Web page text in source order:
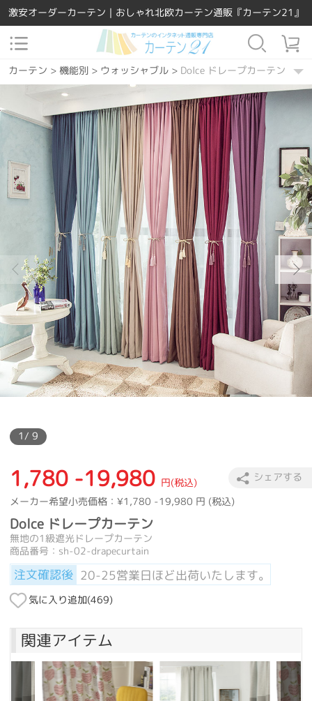
激安オーダーカーテン｜おしゃれ北欧カーテン通販『カーテン21』
カーテン > 機能別> ウォッシャブル> Dolce ドレープカーテン
カーテン>素材>ポリエステル>Dolce ドレープカーテン
場所で選ぶ>寝室>Dolce ドレープカーテン
カーテン> カラー>ベージュ> Dolce ドレープカーテン
Easy Order > Dolce ドレープカーテン
カーテン
場所で選ぶ > リビング>Dolce ドレープカーテン
カーテン
> 場所で選ぶ >男性部屋>Dolce ドレープカーテン
カーテン
> デザインテイスト> シンプル> Dolce ドレープカーテン
> 柄 >無地>Dolce ドレープカーテン
>カラー> ブルー>Dolce ドレープカーテン
カーテン
>カラー> ブラウン >Dolce ドレープカーテン
カーテン> デザインテイスト>エレガント>Dolce ドレープカーテ
カーテン > カラー > レッド>Dolce ドレープカーテン
カーテン>カラー > グリーン>
Dolce ドレープカーテン
カーテン>カラー>パープル >
Dolce ドレープカーテン
カーテン>機能別>1級遮光> Dolce ドレープカーテン
カーテン>機能別>普通遮光>Dolce ドレープカーテン
カーテン>デザインテイスト>北欧風>Dolce ドレープカーテン
カーテン>カラー>ピンク>Dolce ドレープカーテン
カーテン
1/ 9
1,780 -19,980 円(税込)
メーカー希望小売価格：¥1,780 -19,980 円 (税込)
Dolce ドレープカーテン
無地の1級遮光ドレープカーテン
商品番号：sh-02-drapecurtain
注文確認後 20-25営業日ほど出荷いたします。
気に入り追加(469)
シェアする
関連アイテム